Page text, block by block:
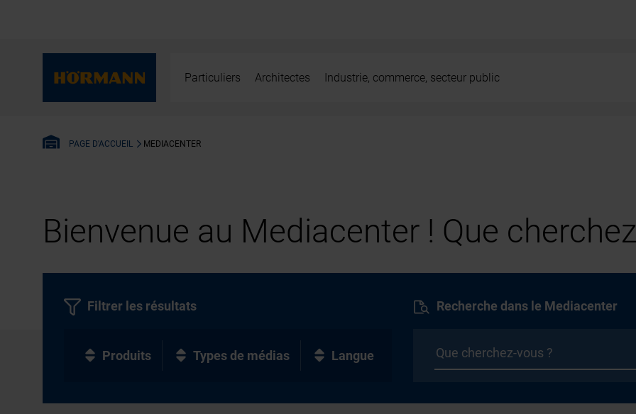
Particuliers Architectes Industrie, commerce, secteur public
PAGE D'ACCUEIL MEDIACENTER
Bienvenue au Mediacenter ! Que
Recherche dans le Mediacenter
Filtrer les résultats
Produits Types de médias Langue